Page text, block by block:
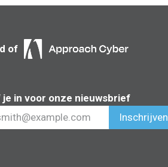
of
in voor onze nieuwsbrief
Inschrijven